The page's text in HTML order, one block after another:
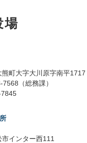
場
町大字大川原字南平1717
（総務課）
インター西111